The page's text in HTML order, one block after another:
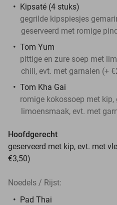
Kipsaté (4 stuks)
gegrilde kipspiesjes
geserveerd met romige
Tom Yum
pittige en zure soep met
chili, evt. met garnalen (+
Tom Kha Gai
romige kokossoep met
limoensmaak, evt. met
Hoofdgerecht
geserveerd met kip, evt. met
€3,50)
Noedels / Rijst:
Pad Thai